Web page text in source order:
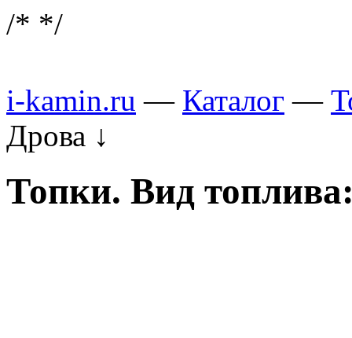
/* */
i-kamin.ru — Каталог —
Дрова ↓
Топки. Вид